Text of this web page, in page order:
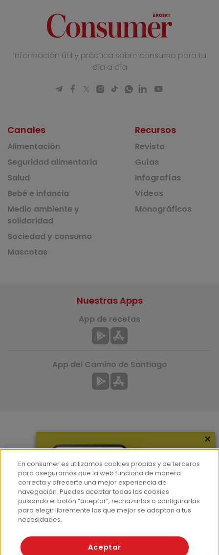
Información útil y práctica sobre consumo para tu
día a día
Canales
Alimentación
Seguridad alimentaria
Salud
Bebé e infancia
Medio ambiente y
solidaridad
Sociedad y consumo
Mascotas
Recursos
Revista
Guías
Infografías
Vídeos
Monográficos
Hemeroteca
Contacto
Prensa
Corpus Lingüístico Consumer
Nuestras Apps
App de recetas
App del Camino de Santiago
© Fundación EROSKI
×
En consumer.es utilizamos cookies propias y de terceros
para asegurarnos que la web funciona de manera
correcta y ofrecerte una mejor experiencia de
navegación. Puedes aceptar todas las cookies
pulsando el botón “aceptar”, rechazarlas o configurarlas
para elegir libremente las que mejor se adaptan a tus
necesidades.
Aceptar